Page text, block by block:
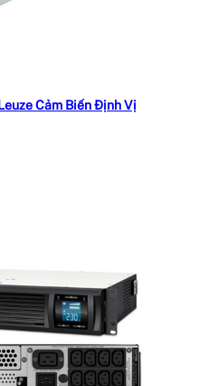
tiếp
Cảm Biến Định Vị